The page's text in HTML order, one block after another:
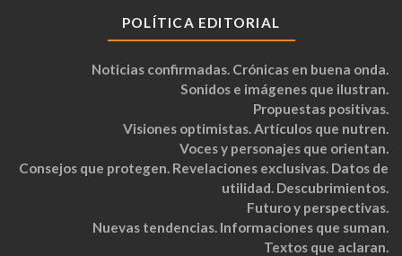
POLÍTICA EDITORIAL
Noticias confirmadas. Crónicas en buena onda.
Sonidos e imágenes que ilustran.
Propuestas positivas.
Visiones optimistas. Artículos que nutren.
Voces y personajes que orientan.
Consejos que protegen. Revelaciones exclusivas. Datos de
utilidad. Descubrimientos.
Futuro y perspectivas.
Nuevas tendencias. Informaciones que suman.
Textos que aclaran.